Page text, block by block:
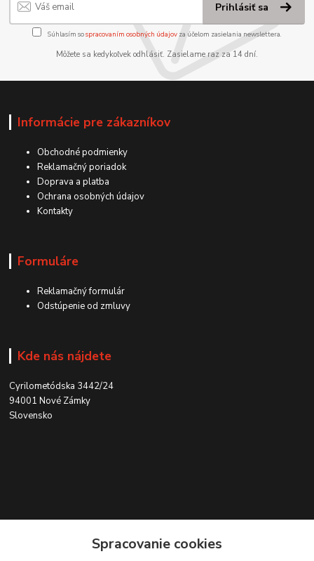
Prihlásiť sa
Súhlasím sospracovaním osobných údajov za účelom zasielania newslettera.
Môžete sa kedykoľvek odhlásiť. Zasielame raz za 14 dní.
Informácie pre zákazníkov
Obchodné podmienky
Reklamačný poriadok
Doprava a platba
Ochrana osobných údajov
Kontakty
Formuláre
Reklamačný formulár
Odstúpenie od zmluvy
Kde nás nájdete
Cyrilometódska 3442/24
94001 Nové Zámky
Slovensko
Spracovanie cookies